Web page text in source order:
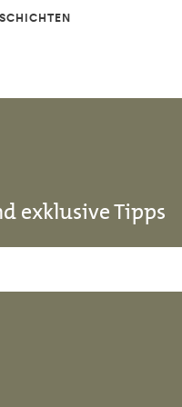
exklusive Tipps